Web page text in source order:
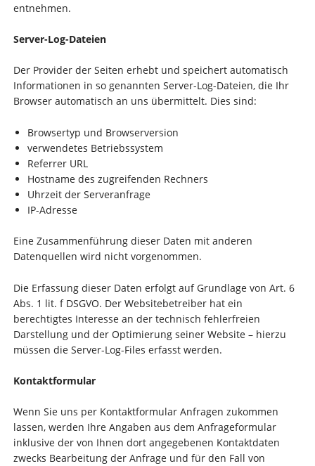
entnehmen.
Server-Log-Dateien
Der Provider der Seiten erhebt und speichert automatisch
Informationen in so genannten Server-Log-Dateien, die Ihr
Browser automatisch an uns übermittelt. Dies sind:
Browsertyp und Browserversion
verwendetes Betriebssystem
Referrer URL
Hostname des zugreifenden Rechners
Uhrzeit der Serveranfrage
IP-Adresse
Eine Zusammenführung dieser Daten mit anderen
Datenquellen wird nicht vorgenommen.
Die Erfassung dieser Daten erfolgt auf Grundlage von Art. 6
Abs. 1 lit. f DSGVO. Der Websitebetreiber hat ein
berechtigtes Interesse an der technisch fehlerfreien
Darstellung und der Optimierung seiner Website – hierzu
müssen die Server-Log-Files erfasst werden.
Kontaktformular
Wenn Sie uns per Kontaktformular Anfragen zukommen
lassen, werden Ihre Angaben aus dem Anfrageformular
inklusive der von Ihnen dort angegebenen Kontaktdaten
zwecks Bearbeitung der Anfrage und für den Fall von